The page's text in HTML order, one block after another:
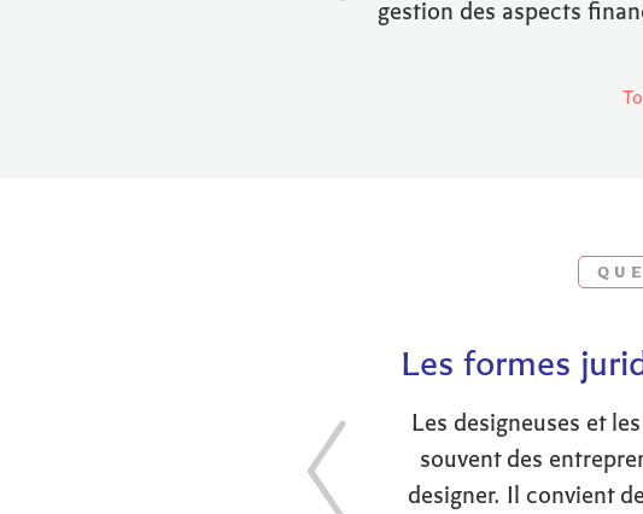
gestion des aspects
Les formes
Les designeuses et
souvent des
designer. Il convient